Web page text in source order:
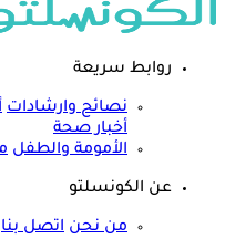
روابط سريعة
نصائح وارشادات
أخبار صحة
الأمومة والطفل
عن الكونسلتو
من نحن اتصل بنا